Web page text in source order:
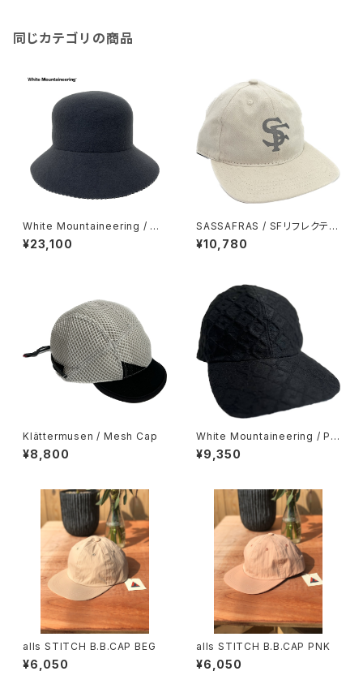
同じカテゴリの商品
White Mountaineering / W
OOL BELL HAT
¥23,100
SASSAFRAS / SFリフレクティ
ブキャップ
¥10,780
Klättermusen / Mesh Cap
¥8,800
White Mountaineering / PA
RQUET PATTERN JACQUA
RD 6PANEL CAP
¥9,350
alls STITCH B.B.CAP BEG
¥6,050
alls STITCH B.B.CAP PNK
¥6,050